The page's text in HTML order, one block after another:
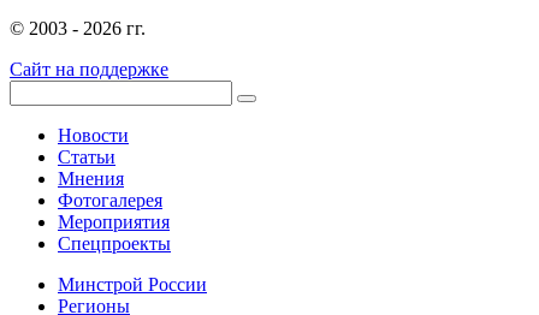
© 2003 - 2026 гг.
Сайт на поддержке
Новости
Статьи
Мнения
Фотогалерея
Мероприятия
Спецпроекты
Минстрой России
Регионы